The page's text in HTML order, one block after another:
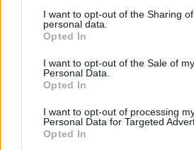
not limited to your visit or usage
grant or deny consent to Google and
use your data for below specified
consent section.
I want to opt-out of the Sharing
personal data.
Opted In
I want to opt-out of the Sale of my
Personal Data.
Opted In
I want to opt-out of processing
Personal Data for Targeted
Opted In
művek tehát a hosszú távú
inkább tárgyiasulásai, jelei, állomásai
végeredményei), könnyed,
néhol szürreális figurái, elemei az
késztetik a nézőt. Meghívott
Kokesch Ádám, Nagy György Kálmán,